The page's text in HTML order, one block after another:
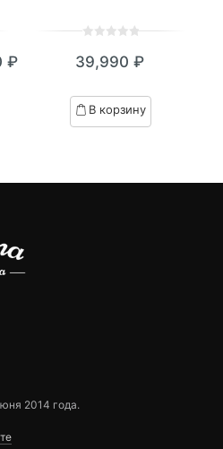
₽
out
based
on
39,990 ₽
В корзину
2014 года.